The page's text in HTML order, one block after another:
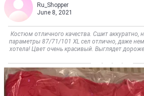
Ru_Shopper
June 8, 2021
Костюм отличного качества. Сшит аккуратно,
параметры 87/71/101 XL сел отлично, даже
хотела! Цвет очень красивый. Выглядет